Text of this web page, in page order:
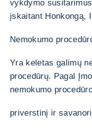
vykdymo
įskaitant Honkongą,
Nemokumo
Yra keletas galimų
procedūrų. Pagal
nemokumo
priverstinį ir